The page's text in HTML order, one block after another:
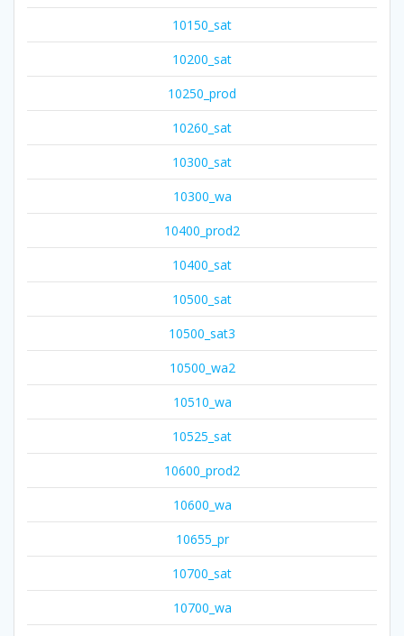
10150_sat
10200_sat
10250_prod
10260_sat
10300_sat
10300_wa
10400_prod2
10400_sat
10500_sat
10500_sat3
10500_wa2
10510_wa
10525_sat
10600_prod2
10600_wa
10655_pr
10700_sat
10700_wa